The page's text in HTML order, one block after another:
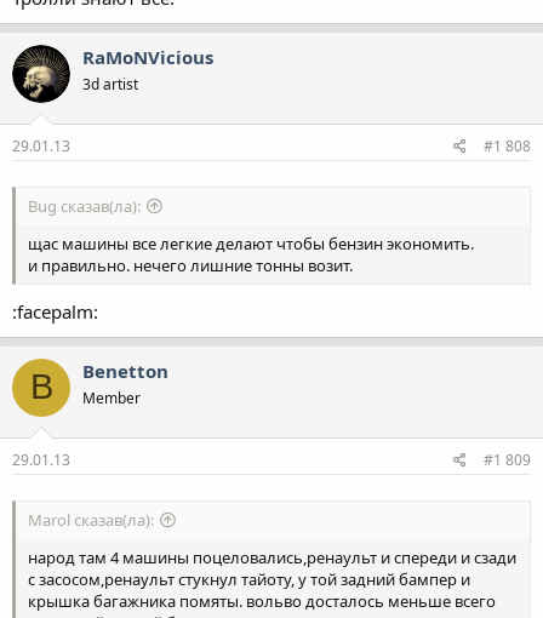
RaMoNVicious
3d artist
29.01.13 #1 808
Bug сказав(ла):
щас машины все легкие делают чтобы бензин экономить.
и правильно. нечего лишние тонны возит.
:facepalm:
B Benetton
Member
29.01.13 #1 809
Marol сказав(ла):
народ там 4 машины поцеловались,ренаульт и спереди и сзади
с засосом,ренаульт стукнул тайоту, у той задний бампер и
крышка багажника помяты. вольво досталось меньше всего